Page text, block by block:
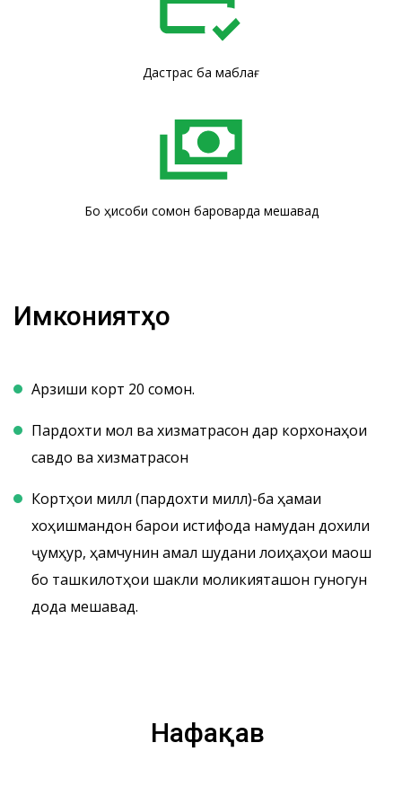
Дастрасӣ ба маблағ
Бо ҳисоби сомонӣ бароварда мешавад
Имкониятҳо
Арзиши корт 20 сомонӣ.
Пардохти мол ва хизматрасонӣ дар корхонаҳои
савдо ва хизматрасонӣ
Кортҳои миллӣ (пардохти миллӣ)-ба ҳамаи
хоҳишмандон барои истифода намудан дохили
ҷумҳурӣ, ҳамчунин амалӣ шудани лоиҳаҳои маош
бо ташкилотҳои шакли моликияташон гуногун
дода мешавад.
Нафақавӣ